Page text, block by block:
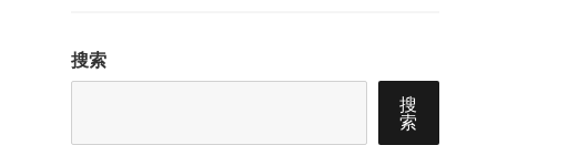
搜索
搜
索